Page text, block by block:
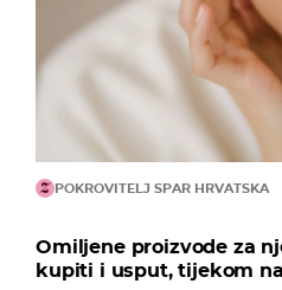
POKROVITELJ SPAR HRVATSKA
Omiljene proizvode za
kupiti i usput, tijekom